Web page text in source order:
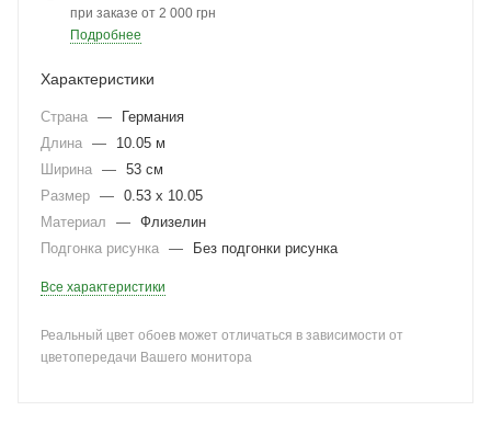
при заказе от 2 000 грн
Подробнее
Характеристики
Страна —
Германия
Длина —
10.05 м
Ширина — 53 см
Размер — 0.53 x 10.05
Материал
— Флизелин
Подгонка рисунка — Без подгонки рисунка
Все характеристики
Реальный цвет обоев может отличаться в зависимости от
цветопередачи Вашего монитора